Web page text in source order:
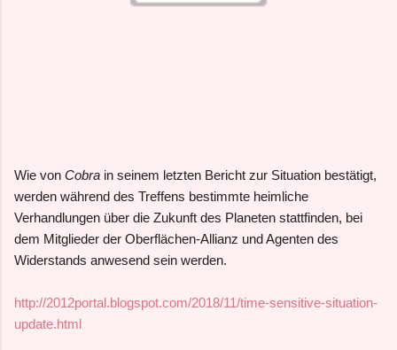
Wie von Cobra in seinem letzten Bericht zur Situation bestätigt,
werden während des Treffens bestimmte heimliche
Verhandlungen über die Zukunft des Planeten stattfinden, bei
dem Mitglieder der Oberflächen-Allianz und Agenten des
Widerstands anwesend sein werden.
http://2012portal.blogspot.com/2018/11/time-sensitive-situation-
update.html